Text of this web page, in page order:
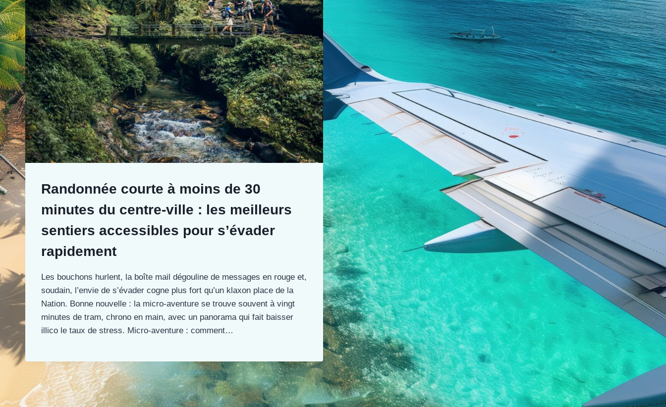
Randonnée courte à moins de 30
minutes du centre-ville : les meilleurs
sentiers accessibles pour s’évader
rapidement
Les bouchons hurlent, la boîte mail dégouline de messages en rouge et,
soudain, l’envie de s’évader cogne plus fort qu’un klaxon place de la
Nation. Bonne nouvelle : la micro-aventure se trouve souvent à vingt
minutes de tram, chrono en main, avec un panorama qui fait baisser
illico le taux de stress. Micro-aventure : comment…